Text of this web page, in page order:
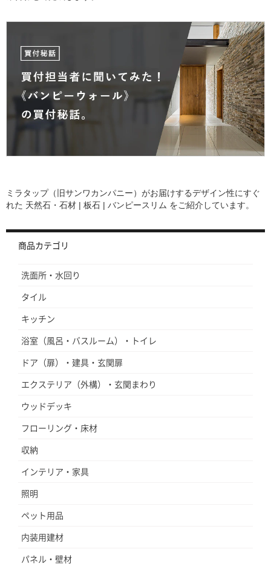
ミラタップ（旧サンワカンパニー）がお届けするデザイン性にすぐ
れた 天然石・石材 | 板石 | バンピースリム をご紹介しています。
商品カテゴリ
洗面所・水回り
タイル
キッチン
浴室（風呂・バスルーム）・トイレ
ドア（扉）・建具・玄関扉
エクステリア（外構）・玄関まわり
ウッドデッキ
フローリング・床材
収納
インテリア・家具
照明
ペット用品
内装用建材
パネル・壁材